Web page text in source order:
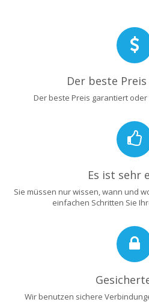
Der beste
Der beste Preis garantiert
Es ist sehr
Sie müssen nur wissen, wann und
einfachen Schritten Sie
Wir benutzen sichere